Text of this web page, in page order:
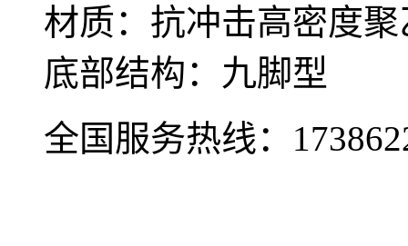
材质：抗冲击高密度聚
底部结构：九脚型
全国服务热线：